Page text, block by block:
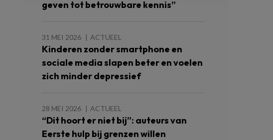
geven tot betrouwbare kennis”
31 MEI 2026 ACTUEEL
Kinderen zonder smartphone en
sociale media slapen beter en voelen
zich minder depressief
28 MEI 2026 ACTUEEL
“Dit hoort er niet bij”: auteurs van
Eerste hulp bij grenzen willen